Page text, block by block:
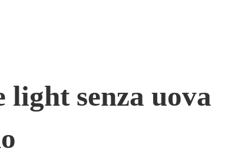
light senza uova